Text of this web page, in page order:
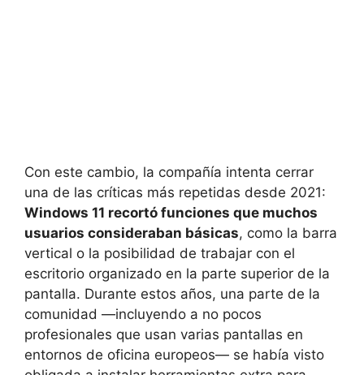
Con este cambio, la compañía intenta cerrar
una de las críticas más repetidas desde 2021:
Windows 11 recortó funciones que muchos
usuarios consideraban básicas, como la barra
vertical o la posibilidad de trabajar con el
escritorio organizado en la parte superior de la
pantalla. Durante estos años, una parte de la
comunidad —incluyendo a no pocos
profesionales que usan varias pantallas en
entornos de oficina europeos— se había visto